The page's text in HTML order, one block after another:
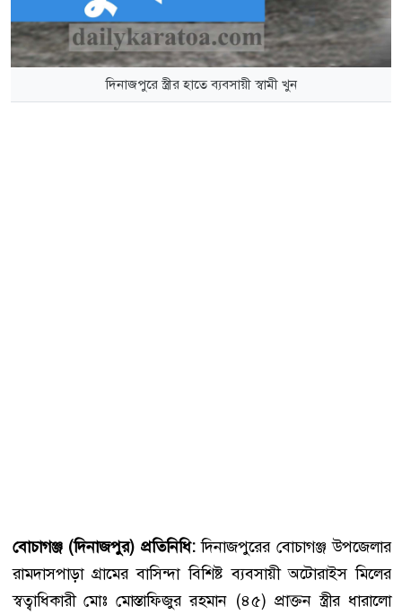
দিনাজপুরে স্ত্রীর হাতে ব্যবসায়ী স্বামী খুন
বোচাগঞ্জ (দিনাজপুর) প্রতিনিধি:দিনাজপুরের বোচাগঞ্জ উপজেলার
রামদাসপাড়া গ্রামের বাসিন্দা বিশিষ্ট ব্যবসায়ী অটোরাইস মিলের
স্বত্বাধিকারী মোঃ মোস্তাফিজুর রহমান (৪৫) প্রাক্তন স্ত্রীর ধারালো